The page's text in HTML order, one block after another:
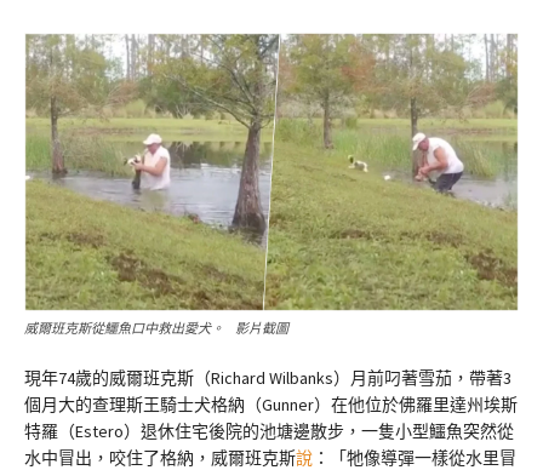
威爾班克斯從鱷魚口中救出愛犬。 影片截圖
現年74歲的威爾班克斯（Richard Wilbanks）月前叼著雪茄，帶著3
個月大的查理斯王騎士犬格納（Gunner）在他位於佛羅里達州埃斯
特羅（Estero）退休住宅後院的池塘邊散步，一隻小型鱷魚突然從
水中冒出，咬住了格納，威爾班克斯說 ：「牠像導彈一樣從水里冒